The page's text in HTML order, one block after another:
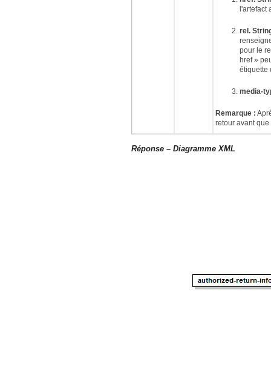
l'artefact
rel.
pour le
href »
étiquette
media-
Remarque :
retour avant
Réponse – Diagramme XML